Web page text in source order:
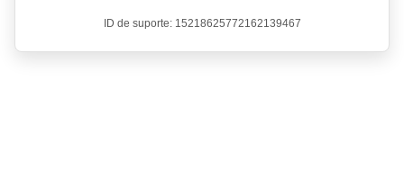
ID de suporte: 15218625772162139467